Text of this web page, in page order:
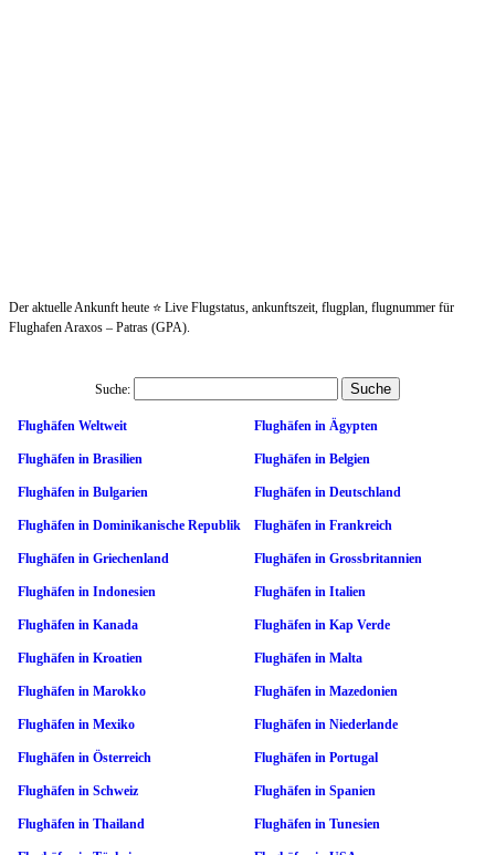
Der aktuelle Ankunft heute ⭐ Live Flugstatus, ankunftszeit, flugplan, flugnummer für
Flughafen Araxos – Patras (GPA).
Suche:
Flughäfen Weltweit Flughäfen in Ägypten
Flughäfen in Brasilien Flughäfen in Belgien
Flughäfen in Bulgarien Flughäfen in Deutschland
Flughäfen in Dominikanische Republik Flughäfen in Frankreich
Flughäfen in Griechenland Flughäfen in Grossbritannien
Flughäfen in Indonesien Flughäfen in Italien
Flughäfen in Kanada Flughäfen in Kap Verde
Flughäfen in Kroatien Flughäfen in Malta
Flughäfen in Marokko Flughäfen in Mazedonien
Flughäfen in Mexiko Flughäfen in Niederlande
Flughäfen in Österreich Flughäfen in Portugal
Flughäfen in Schweiz Flughäfen in Spanien
Flughäfen in Thailand Flughäfen in Tunesien